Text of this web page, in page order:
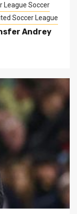
League Soccer
Soccer League
Andrey